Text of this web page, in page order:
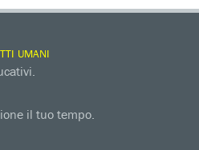
UMANI
il tuo tempo.